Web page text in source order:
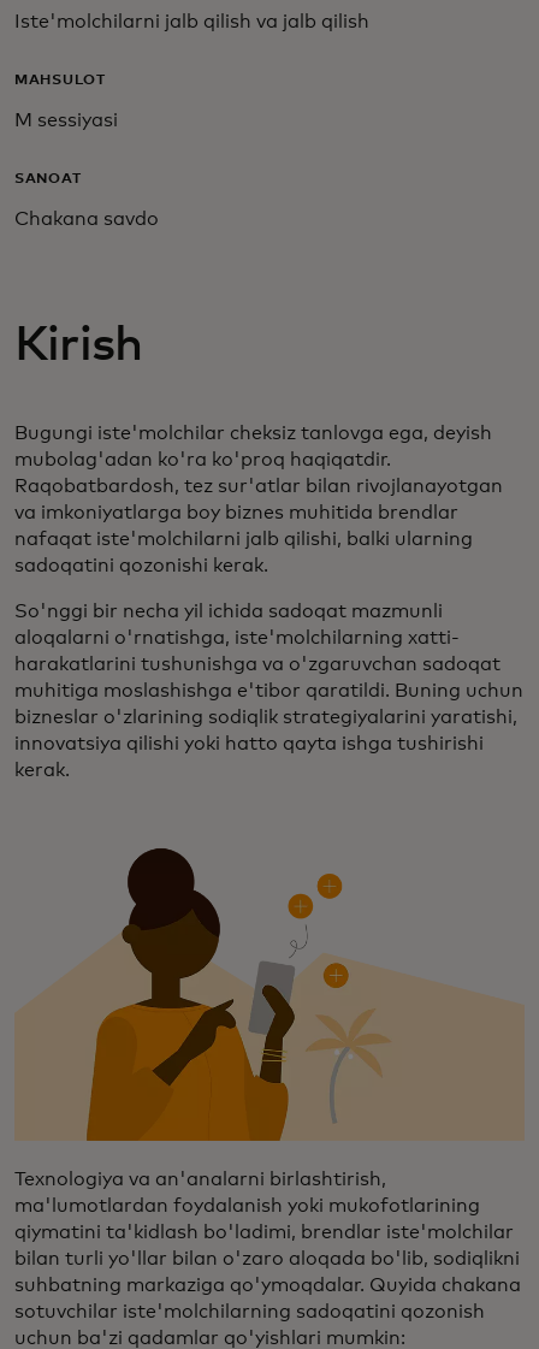
Iste'molchilarni jalb qilish va jalb qilish
MAHSULOT
M sessiyasi
SANOAT
Chakana savdo
Kirish
Bugungi iste'molchilar cheksiz tanlovga ega, deyish
mubolag'adan ko'ra ko'proq haqiqatdir.
Raqobatbardosh, tez sur'atlar bilan rivojlanayotgan
va imkoniyatlarga boy biznes muhitida brendlar
nafaqat iste'molchilarni jalb qilishi, balki ularning
sadoqatini qozonishi kerak.
So'nggi bir necha yil ichida sadoqat mazmunli
aloqalarni o'rnatishga, iste'molchilarning xatti-
harakatlarini tushunishga va o'zgaruvchan sadoqat
muhitiga moslashishga e'tibor qaratildi. Buning uchun
bizneslar o'zlarining sodiqlik strategiyalarini yaratishi,
innovatsiya qilishi yoki hatto qayta ishga tushirishi
kerak.
Texnologiya va an'analarni birlashtirish,
ma'lumotlardan foydalanish yoki mukofotlarining
qiymatini ta'kidlash bo'ladimi, brendlar iste'molchilar
bilan turli yo'llar bilan o'zaro aloqada bo'lib, sodiqlikni
suhbatning markaziga qo'ymoqdalar. Quyida chakana
sotuvchilar iste'molchilarning sadoqatini qozonish
uchun ba'zi qadamlar qo'yishlari mumkin: